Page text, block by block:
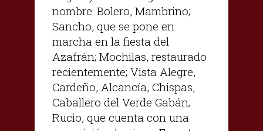
nombre: Bolero, Mambrino;
Sancho, que se pone en
marcha en la fiesta del
Azafrán; Mochilas, restaurado
recientemente; Vista Alegre,
Cardeño, Alcancía, Chispas,
Caballero del Verde Gabán;
Rucio, que cuenta con una